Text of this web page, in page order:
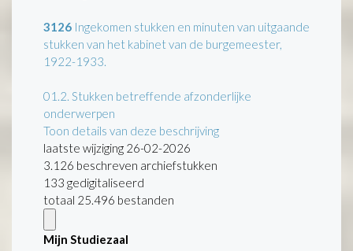
3126 Ingekomen stukken en minuten van uitgaande
stukken van het kabinet van de burgemeester,
1922-1933.
01.2. Stukken betreffende afzonderlijke
onderwerpen
Toon details van deze beschrijving
laatste wijziging 26-02-2026
3.126 beschreven archiefstukken
133 gedigitaliseerd
totaal 25.496 bestanden
Mijn Studiezaal